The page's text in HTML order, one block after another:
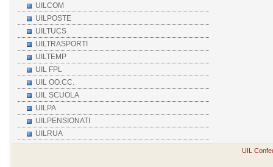
UILCOM
UILPOSTE
UILTUCS
UILTRASPORTI
UILTEMP
UIL FPL
UIL OO.CC.
UIL SCUOLA
UILPA
UILPENSIONATI
UILRUA
UIL